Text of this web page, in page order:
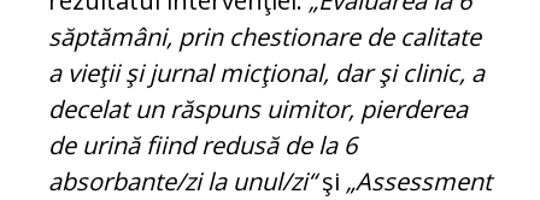
săptămâni, prin chestionare de calitate
a vieţii şi jurnal micţional, dar şi clinic, a
decelat un răspuns uimitor, pierderea
de urină fiind redusă de la 6
absorbante/zi la unul/zi“şi „Assessment